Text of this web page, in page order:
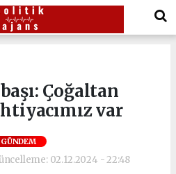
Çoğaltan
var
GÜNDEM
02.12.2024 - 22:48